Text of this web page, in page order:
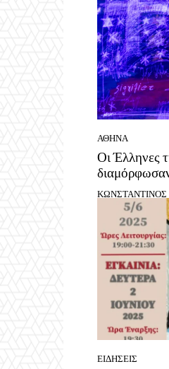
ΑΘΗΝΑ
Οι Έλληνες
ΕΙΔΗΣΕΙΣ